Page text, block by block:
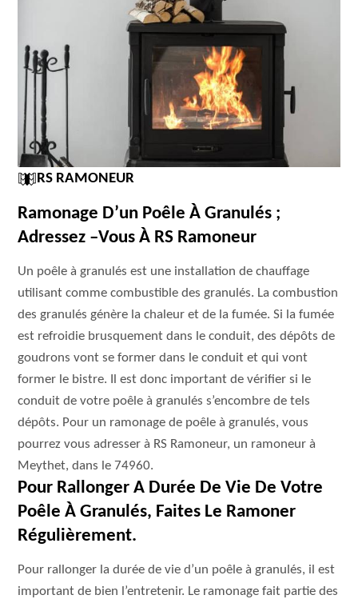
RS RAMONEUR
Ramonage D’un Poêle À Granulés ;
Adressez –vous À RS Ramoneur
Un poêle à granulés est une installation de chauffage
utilisant comme combustible des granulés. La combustion
des granulés génère la chaleur et de la fumée. Si la fumée
est refroidie brusquement dans le conduit, des dépôts de
goudrons vont se former dans le conduit et qui vont
former le bistre. Il est donc important de vérifier si le
conduit de votre poêle à granulés s’encombre de tels
dépôts. Pour un ramonage de poêle à granulés, vous
pourrez vous adresser à RS Ramoneur, un ramoneur à
Meythet, dans le 74960.
Pour Rallonger A Durée De Vie De Votre
Poêle À Granulés, Faites Le Ramoner
Régulièrement.
Pour rallonger la durée de vie d’un poêle à granulés, il est
important de bien l’entretenir. Le ramonage fait partie des